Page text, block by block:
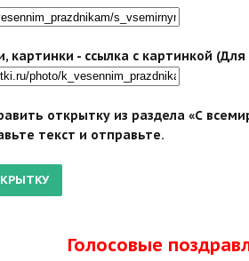
картинки - ссылка с картинкой
открытку из раздела «С
текст и отправьте.
Голосовые